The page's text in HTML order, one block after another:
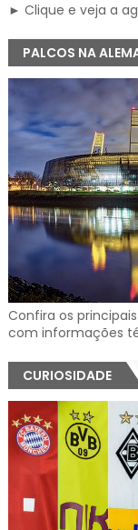
► Clique e veja a
PALCOS NA
Confira os
com informações
CURIOSIDADE